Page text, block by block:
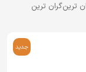
ترینگران ترین
جدید